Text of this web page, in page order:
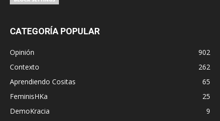
CATEGORÍA POPULAR
Opinión
902
Contexto
262
Aprendiendo Cositas
65
FeminisHKa
25
DemoKracia
9